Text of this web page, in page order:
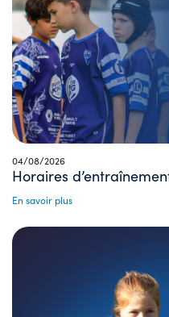
04/08/2026
Horaires
En savoir plus